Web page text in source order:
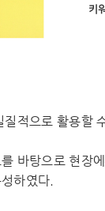
키
질적으로 활용할
바탕으로 현장
하였다.